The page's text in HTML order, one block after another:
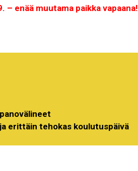
enää muutama paikka vapaana!
erittäin tehokas koulutuspäivä